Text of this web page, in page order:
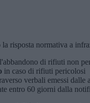
risposta normativa a
di rifiuti non
in caso di rifiuti pericolosi
verbali emessi dalle
entro 60 giorni dalla